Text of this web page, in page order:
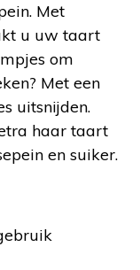
Met
u uw taart
om
Met een
uitsnijden.
haar taart
en suiker.